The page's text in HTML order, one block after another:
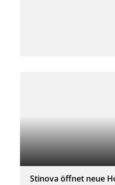
Stinova öffnet neue